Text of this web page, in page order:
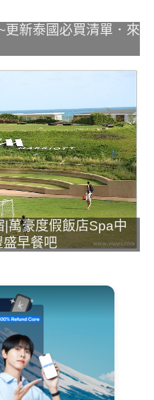
新泰國必買清單．來
|萬豪度假飯店Spa中
盛早餐吧